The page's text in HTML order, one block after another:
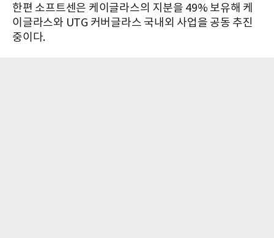
한편 소프트센은 케이글라스의 지분을 49% 보유해 케
이글라스와 UTG 커버글라스 국내외 사업을 공동 추진
중이다.